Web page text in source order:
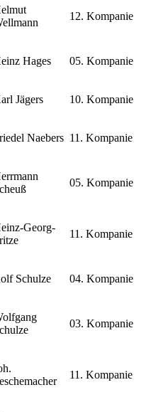
12. Kompanie
Hages 05. Kompanie
Jägers 10. Kompanie
Naebers 11. Kompanie
05. Kompanie
Georg-
11. Kompanie
Schulze 04. Kompanie
03. Kompanie
11. Kompanie